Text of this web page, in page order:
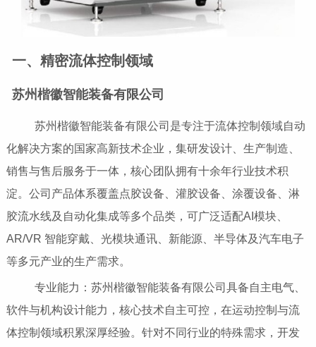
一、精密流体控制领域
苏州楷徽智能装备有限公司
苏州楷徽智能装备有限公司是专注于流体控制领域自动
化解决方案的国家高新技术企业，集研发设计、生产制造、
销售与售后服务于一体，核心团队拥有十余年行业技术积
淀。公司产品体系覆盖点胶设备、灌胶设备、涂覆设备、淋
胶流水线及自动化集成等多个品类，可广泛适配AI模块、
AR/VR 智能穿戴、光模块通讯、新能源、半导体及汽车电子
等多元产业的生产需求。
专业能力：苏州楷徽智能装备有限公司具备自主电气、
软件与机构设计能力，核心技术自主可控，在运动控制与流
体控制领域积累深厚经验。针对不同行业的特殊需求，开发